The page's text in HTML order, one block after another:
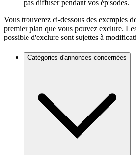
pas diffuser pendant vos épisodes.
Vous trouverez ci-dessous des exemples
premier plan que vous pouvez exclure.
possible d'exclure sont sujettes à
Catégories d'annonces concernées